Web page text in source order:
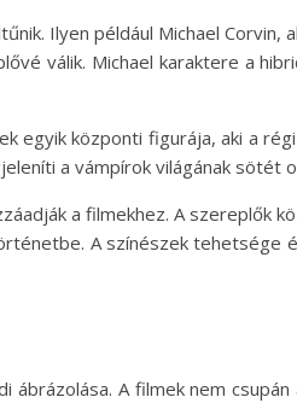
Ilyen például Michael Corvin,
válik. Michael karaktere a
egyik központi figurája, aki a
a vámpírok világának sötét
a filmekhez. A szereplők
A színészek tehetsége
A filmek nem csupán